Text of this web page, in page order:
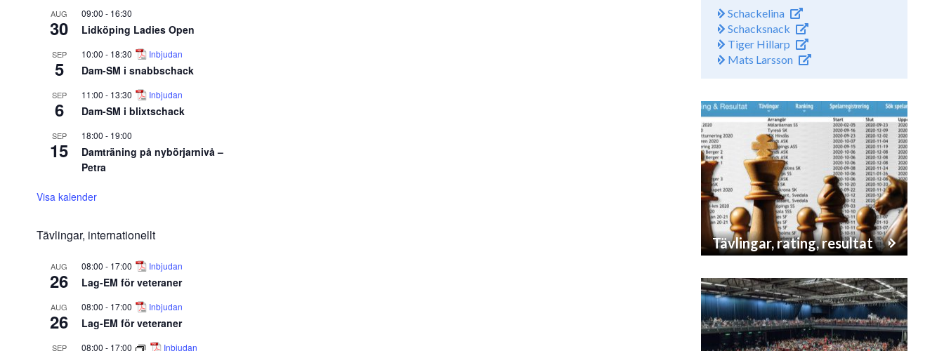
AUG
30
09:00 - 16:30
Lidköping Ladies Open
SEP
5
10:00 - 18:30 Inbjudan
Dam-SM i snabbschack
SEP
6
11:00 - 13:30 Inbjudan
Dam-SM i blixtschack
SEP
15
18:00 - 19:00
Damträning på nybörjarnivå –
Petra
Visa kalender
Tävlingar, internationellt
AUG
26
08:00 - 17:00 Inbjudan
Lag-EM för veteraner
AUG
26
08:00 - 17:00 Inbjudan
Lag-EM för veteraner
SEP 08:00 - 17:00 Inbjudan
Schackelina
Schacksnack
Tiger Hillarp
Mats Larsson
Tävlingar, rating, resultat